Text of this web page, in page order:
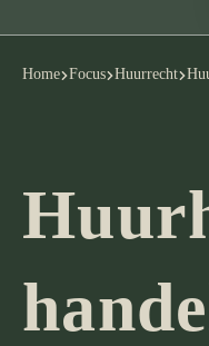
Home Focus Huurrecht